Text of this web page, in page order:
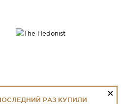
РАЗ КУПИЛИ